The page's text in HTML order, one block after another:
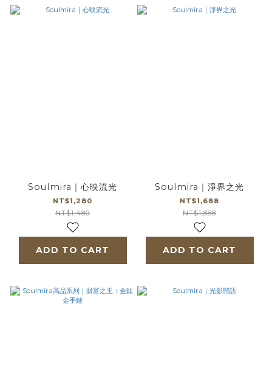
Soulmira｜心映流光
NT$1,280
NT$1,480
ADD TO CART
Soulmira｜淨界之光
NT$1,688
NT$1,888
ADD TO CART